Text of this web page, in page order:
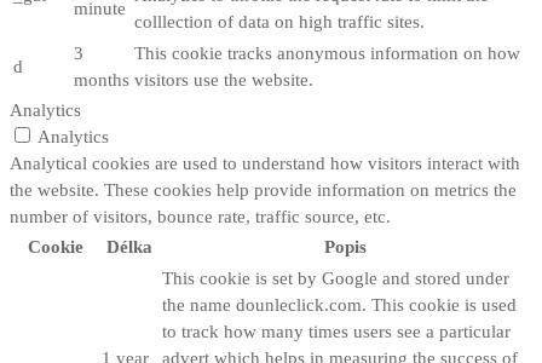
minute
colllection of data on high traffic sites.
d
3
months
This cookie tracks anonymous information on how
visitors use the website.
Analytics
Analytics
Analytical cookies are used to understand how visitors interact with
the website. These cookies help provide information on metrics the
number of visitors, bounce rate, traffic source, etc.
Cookie
Délka Popis
1 year
This cookie is set by Google and stored under
the name dounleclick.com. This cookie is used
to track how many times users see a particular
advert which helps in measuring the success of